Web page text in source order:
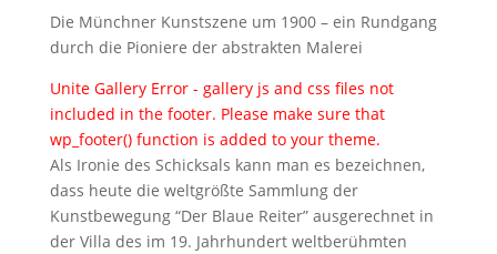
Die Münchner Kunstszene um 1900 – ein Rundgang
durch die Pioniere der abstrakten Malerei
Unite Gallery Error - gallery js and css files not
included in the footer. Please make sure that
wp_footer() function is added to your theme.
Als Ironie des Schicksals kann man es bezeichnen,
dass heute die weltgrößte Sammlung der
Kunstbewegung “Der Blaue Reiter” ausgerechnet in
der Villa des im 19. Jahrhundert weltberühmten